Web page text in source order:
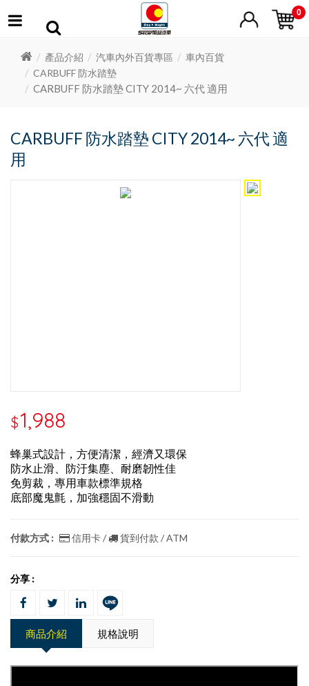
0
產品介紹 汽車內外百貨專區
車內百貨
CARBUFF 防水踏墊
CARBUFF 防水踏墊 CITY 2014~ 六代 適用
CARBUFF 防水踏墊 CITY 2014~ 六代 適
用
$1,988
蜂巢式設計，方便清潔，經濟又環保
防水止滑、防汙集塵、耐磨韌性佳
免剪裁，專用車款標準規格
底部魔鬼氈，加強穩固不滑動
付款方式 : 信用卡 / 貨到付款 / ATM
分享 :
商品介紹 規格說明